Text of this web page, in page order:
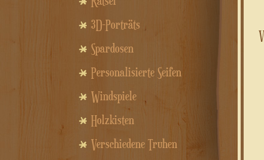
3D-Porträts
Spardosen
Personalisierte Seifen
Windspiele
Holzkisten
Verschiedene Truhen